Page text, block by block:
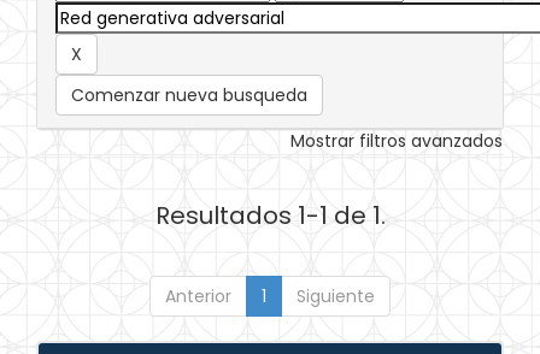
Comenzar nueva busqueda
Mostrar filtros avanzados
Resultados 1-1 de 1.
Anterior 1 Siguiente